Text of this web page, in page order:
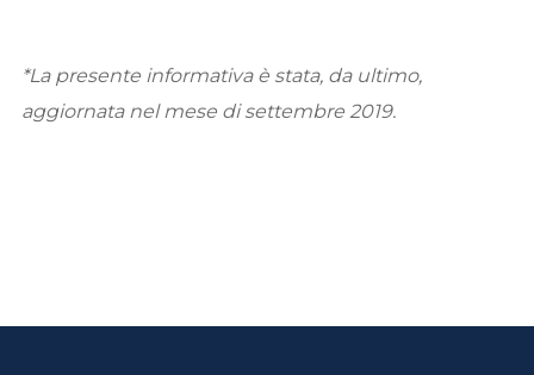
*La presente informativa è stata, da ultimo,
aggiornata nel mese di settembre 2019.